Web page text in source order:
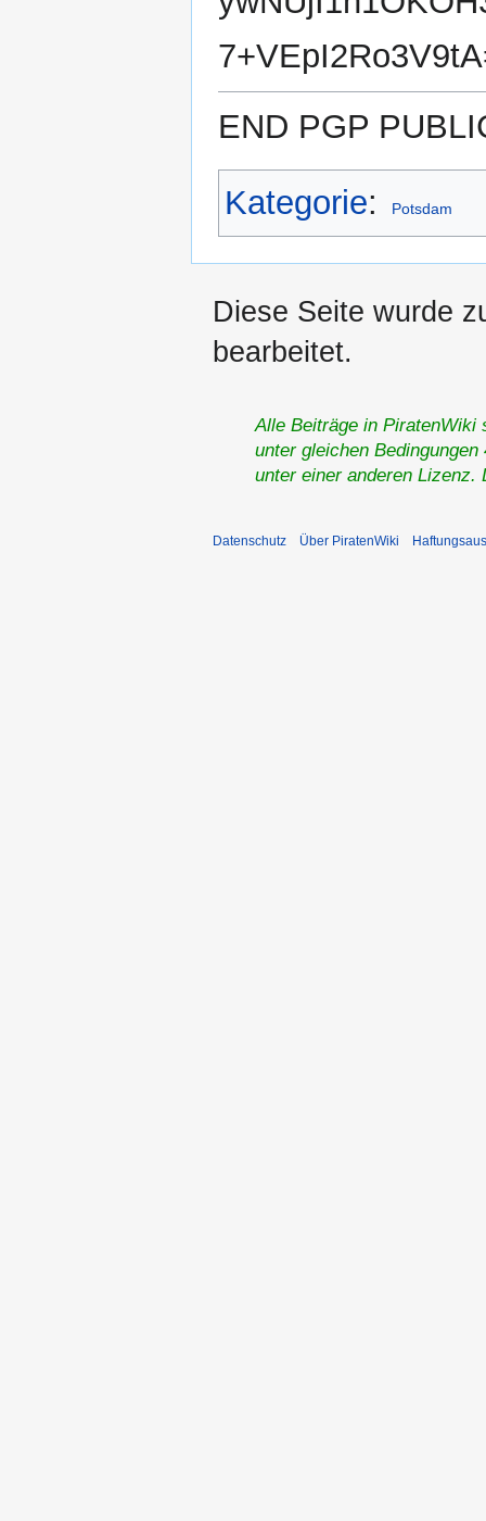
END PGP
Kategorie: Potsdam
Diese Seite wurde
bearbeitet.
Alle Beiträge in PiratenWiki
unter gleichen
unter einer anderen
Datenschutz Über PiratenWiki